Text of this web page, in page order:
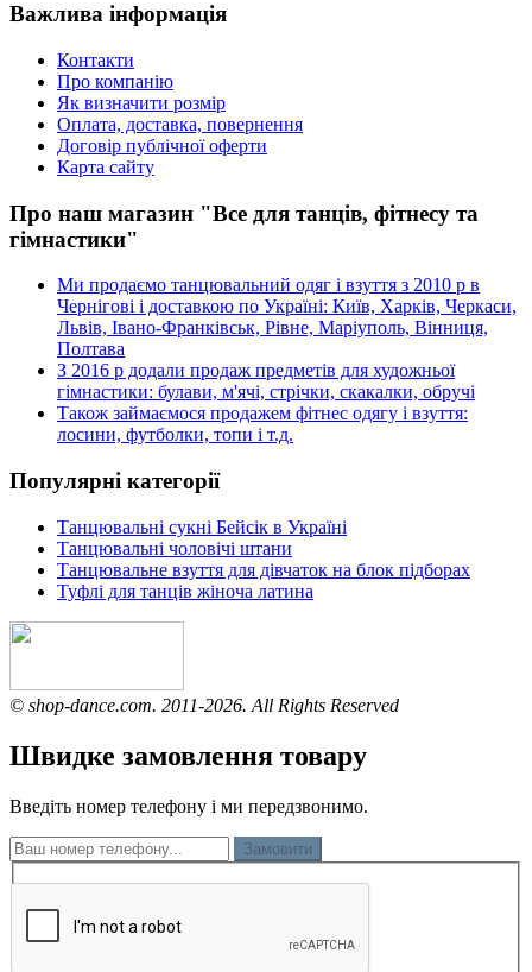
Важлива інформація
Контакти
Про компанію
Як визначити розмір
Оплата, доставка, повернення
Договір публічної оферти
Карта сайту
Про наш магазин "Все для танців, фітнесу та
гімнастики"
Ми продаємо танцювальний одяг і взуття з 2010 р в
Чернігові і доставкою по Україні: Київ, Харків, Черкаси,
Львів, Івано-Франківськ, Рівне, Маріуполь, Вінниця,
Полтава
З 2016 р додали продаж предметів для художньої
гімнастики: булави, м'ячі, стрічки, скакалки, обручі
Також займаємося продажем фітнес одягу і взуття:
лосини, футболки, топи і т.д.
Популярні категорії
Танцювальні сукні Бейсік в Україні
Танцювальні чоловічі штани
Танцювальне взуття для дівчаток на блок підборах
Туфлі для танців жіноча латина
© shop-dance.com. 2011-2026. All Rights Reserved
Швидке замовлення товару
Введіть номер телефону і ми передзвонимо.
Замовити